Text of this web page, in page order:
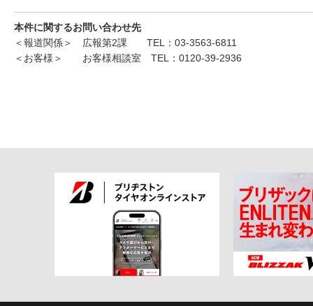
本件に関するお問い合わせ先
＜報道関係＞ 広報第2課 TEL：03-3563-6811
＜お客様＞ お客様相談室 TEL：0120-39-2936